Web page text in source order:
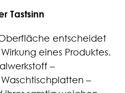
Tastsinn
entscheidet
eines Produktes.
–
–